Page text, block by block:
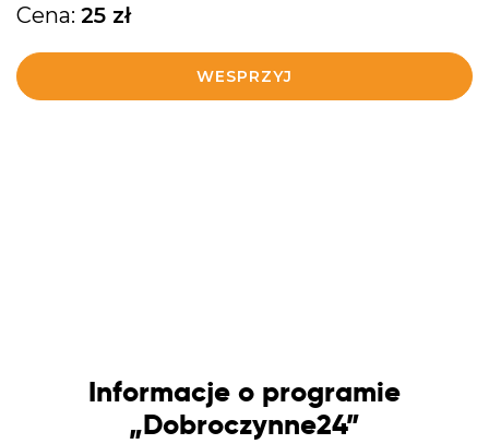
Cena: 25 zł
WESPRZYJ
Informacje o programie
„Dobroczynne24”